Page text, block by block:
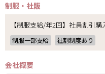
制服・社販
【制服支給/年2回】社員割引購
制服一部支給 社割制度あり
会社概要